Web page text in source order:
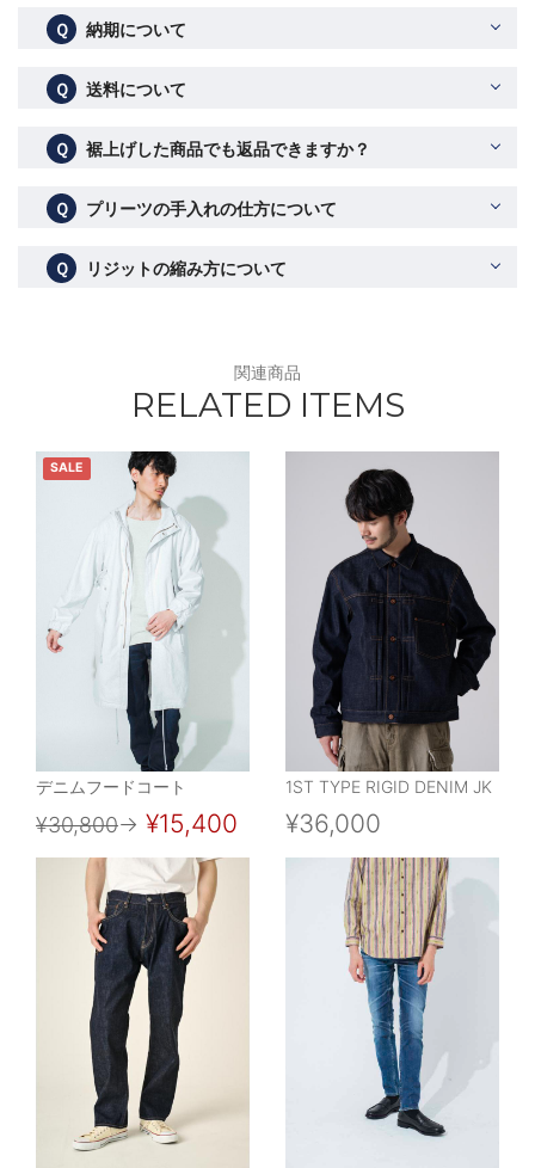
Ｑ 納期について
Ｑ 送料について
Ｑ 裾上げした商品でも返品できますか？
Ｑ プリーツの手入れの仕方について
Ｑ リジットの縮み方について
関連商品
RELATED ITEMS
SALE
デニムフードコート
¥30,800→ ¥15,400
1ST TYPE RIGID DENIM JK
¥36,000